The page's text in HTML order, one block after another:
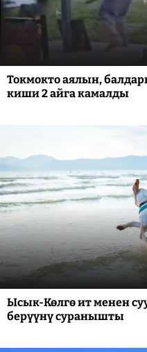
Токмокто аялын,
киши 2 айга камалды
Ысык-Көлгө ит менен
берүүнү суранышты